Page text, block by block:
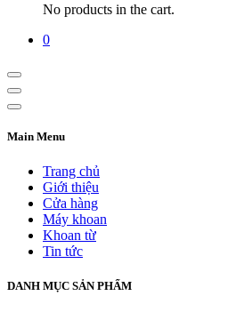
No products in the cart.
0
Main Menu
Trang chủ
Giới thiệu
Cửa hàng
Máy khoan
Khoan từ
Tin tức
DANH MỤC SẢN PHẨM